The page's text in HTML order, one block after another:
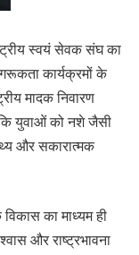
स्वयं सेवक संघ का
कार्यक्रमों के
मादक निवारण
युवाओं को नशे जैसी
और सकारात्मक
का माध्यम ही
और राष्ट्रभावना